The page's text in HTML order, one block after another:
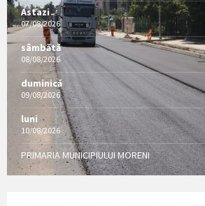
Astazi
07/08/2026
sâmbătă
08/08/2026
duminică
09/08/2026
luni
10/08/2026
PRIMARIA MUNICIPIULUI MORENI